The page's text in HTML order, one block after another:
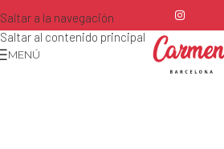
Saltar a la navegación
Saltar al contenido principal
MENÚ